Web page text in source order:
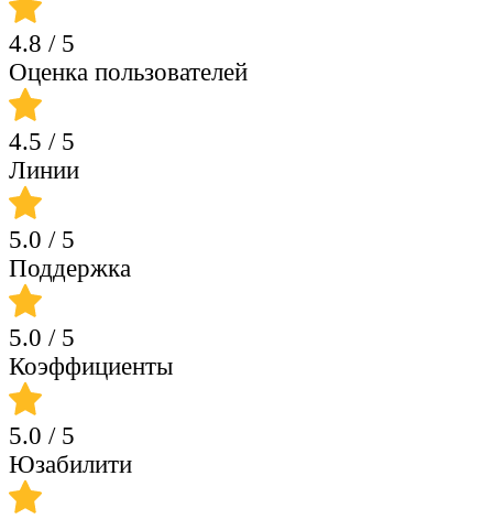
4.8 / 5
Оценка пользователей
4.5 / 5
Линии
5.0 / 5
Поддержка
5.0 / 5
Коэффициенты
5.0 / 5
Юзабилити